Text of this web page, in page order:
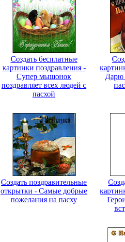
Создать бесплатные
картинки поздравления -
Супер мышонок
поздравляет всех людей с
пасхой
Дарю
Создать поздравительные
открытки - Самые добрые
пожелания на пасху